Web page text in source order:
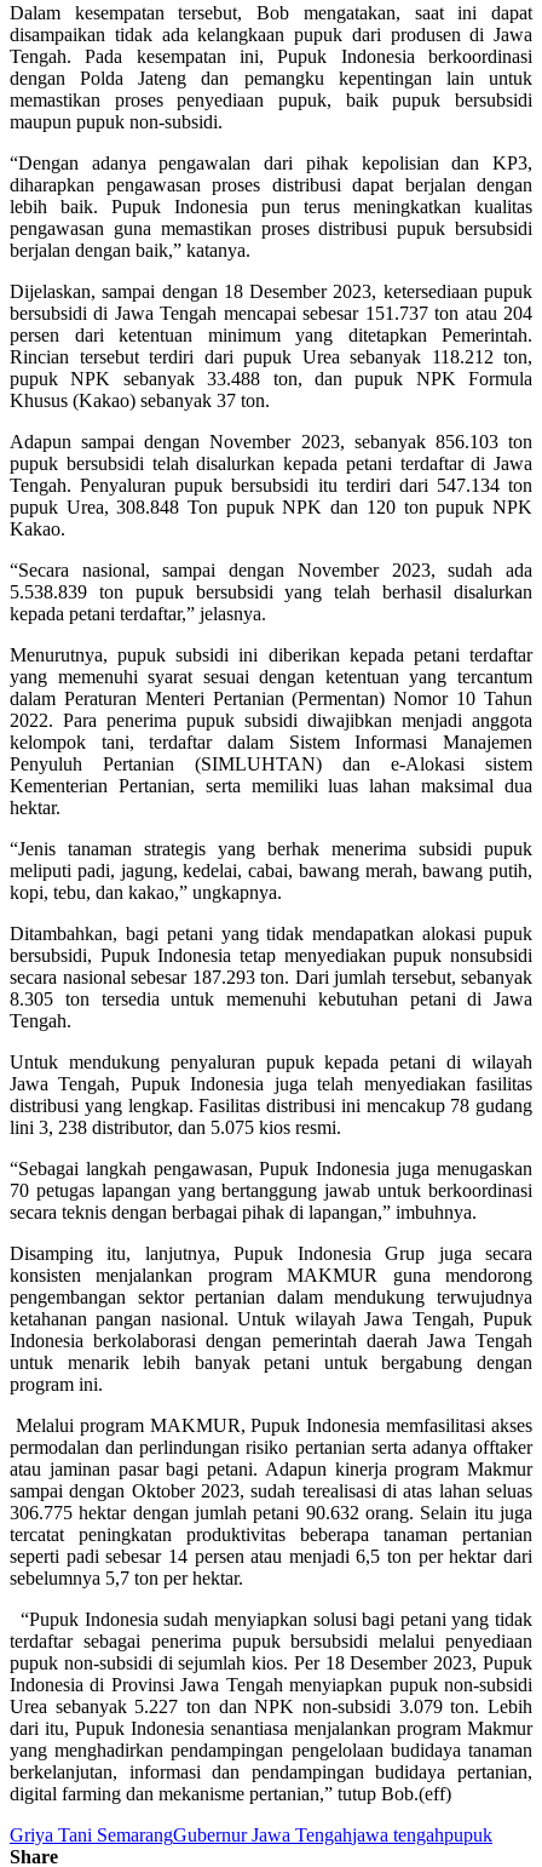
Dalam kesempatan tersebut, Bob mengatakan, saat ini dapat
disampaikan tidak ada kelangkaan pupuk dari produsen di Jawa
Tengah. Pada kesempatan ini, Pupuk Indonesia berkoordinasi
dengan Polda Jateng dan pemangku kepentingan lain untuk
memastikan proses penyediaan pupuk, baik pupuk bersubsidi
maupun pupuk non-subsidi.
“Dengan adanya pengawalan dari pihak kepolisian dan KP3,
diharapkan pengawasan proses distribusi dapat berjalan dengan
lebih baik. Pupuk Indonesia pun terus meningkatkan kualitas
pengawasan guna memastikan proses distribusi pupuk bersubsidi
berjalan dengan baik,” katanya.
Dijelaskan, sampai dengan 18 Desember 2023, ketersediaan pupuk
bersubsidi di Jawa Tengah mencapai sebesar 151.737 ton atau 204
persen dari ketentuan minimum yang ditetapkan Pemerintah.
Rincian tersebut terdiri dari pupuk Urea sebanyak 118.212 ton,
pupuk NPK sebanyak 33.488 ton, dan pupuk NPK Formula
Khusus (Kakao) sebanyak 37 ton.
Adapun sampai dengan November 2023, sebanyak 856.103 ton
pupuk bersubsidi telah disalurkan kepada petani terdaftar di Jawa
Tengah. Penyaluran pupuk bersubsidi itu terdiri dari 547.134 ton
pupuk Urea, 308.848 Ton pupuk NPK dan 120 ton pupuk NPK
Kakao.
“Secara nasional, sampai dengan November 2023, sudah ada
5.538.839 ton pupuk bersubsidi yang telah berhasil disalurkan
kepada petani terdaftar,” jelasnya.
Menurutnya, pupuk subsidi ini diberikan kepada petani terdaftar
yang memenuhi syarat sesuai dengan ketentuan yang tercantum
dalam Peraturan Menteri Pertanian (Permentan) Nomor 10 Tahun
2022. Para penerima pupuk subsidi diwajibkan menjadi anggota
kelompok tani, terdaftar dalam Sistem Informasi Manajemen
Penyuluh Pertanian (SIMLUHTAN) dan e-Alokasi sistem
Kementerian Pertanian, serta memiliki luas lahan maksimal dua
hektar.
“Jenis tanaman strategis yang berhak menerima subsidi pupuk
meliputi padi, jagung, kedelai, cabai, bawang merah, bawang putih,
kopi, tebu, dan kakao,” ungkapnya.
Ditambahkan, bagi petani yang tidak mendapatkan alokasi pupuk
bersubsidi, Pupuk Indonesia tetap menyediakan pupuk nonsubsidi
secara nasional sebesar 187.293 ton. Dari jumlah tersebut, sebanyak
8.305 ton tersedia untuk memenuhi kebutuhan petani di Jawa
Tengah.
Untuk mendukung penyaluran pupuk kepada petani di wilayah
Jawa Tengah, Pupuk Indonesia juga telah menyediakan fasilitas
distribusi yang lengkap. Fasilitas distribusi ini mencakup 78 gudang
lini 3, 238 distributor, dan 5.075 kios resmi.
“Sebagai langkah pengawasan, Pupuk Indonesia juga menugaskan
70 petugas lapangan yang bertanggung jawab untuk berkoordinasi
secara teknis dengan berbagai pihak di lapangan,” imbuhnya.
Disamping itu, lanjutnya, Pupuk Indonesia Grup juga secara
konsisten menjalankan program MAKMUR guna mendorong
pengembangan sektor pertanian dalam mendukung terwujudnya
ketahanan pangan nasional. Untuk wilayah Jawa Tengah, Pupuk
Indonesia berkolaborasi dengan pemerintah daerah Jawa Tengah
untuk menarik lebih banyak petani untuk bergabung dengan
program ini.
Melalui program MAKMUR, Pupuk Indonesia memfasilitasi akses
permodalan dan perlindungan risiko pertanian serta adanya offtaker
atau jaminan pasar bagi petani. Adapun kinerja program Makmur
sampai dengan Oktober 2023, sudah terealisasi di atas lahan seluas
306.775 hektar dengan jumlah petani 90.632 orang. Selain itu juga
tercatat peningkatan produktivitas beberapa tanaman pertanian
seperti padi sebesar 14 persen atau menjadi 6,5 ton per hektar dari
sebelumnya 5,7 ton per hektar.
“Pupuk Indonesia sudah menyiapkan solusi bagi petani yang tidak
terdaftar sebagai penerima pupuk bersubsidi melalui penyediaan
pupuk non-subsidi di sejumlah kios. Per 18 Desember 2023, Pupuk
Indonesia di Provinsi Jawa Tengah menyiapkan pupuk non-subsidi
Urea sebanyak 5.227 ton dan NPK non-subsidi 3.079 ton. Lebih
dari itu, Pupuk Indonesia senantiasa menjalankan program Makmur
yang menghadirkan pendampingan pengelolaan budidaya tanaman
berkelanjutan, informasi dan pendampingan budidaya pertanian,
digital farming dan mekanisme pertanian,” tutup Bob.(eff)
Griya Tani SemarangGubernur Jawa Tengahjawa tengahpupuk
Share